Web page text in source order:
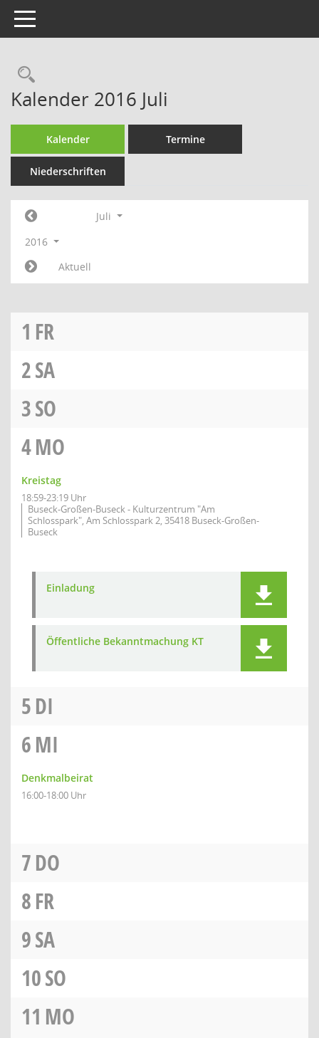
Toggle navigation
Rechercheauswahl
Kalender 2016 Juli
Kalender Termine
Niederschriften
Juli
2016
Aktuell
1 FR
2SA
3SO
4MO
Kreistag
18:59-23:19 Uhr
Buseck-Großen-Buseck - Kulturzentrum "Am
Schlosspark", Am Schlosspark 2, 35418 Buseck-Großen-
Buseck
Einladung
Öffentliche Bekanntmachung KT
5DI
6MI
Denkmalbeirat
16:00-18:00 Uhr
7DO
8FR
9SA
10SO
11 MO